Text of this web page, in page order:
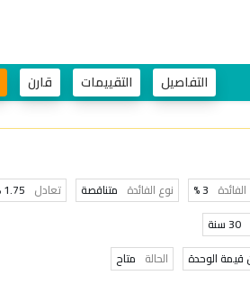
التفاصيل التقييمات قارن
الفائدة 3 % نوع الفائدة متناقصة تعادل 1.75 %
30 سنة
الحالة متاح